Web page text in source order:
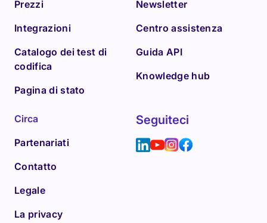
Prezzi
Integrazioni
Catalogo dei test di
codifica
Pagina di stato
Newsletter
Centro assistenza
Guida API
Knowledge hub
Circa
Partenariati
Contatto
Legale
La privacy
Seguiteci